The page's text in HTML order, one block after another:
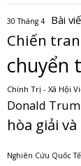
30 Tháng 4 Bài
Chiến
chuyển
Chính Trị - Xã Hội
Donald
hòa giải
Nghiên Cứu Quốc Tế